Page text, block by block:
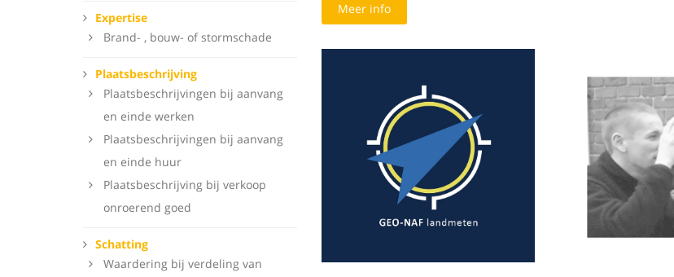
Expertise
Brand- , bouw- of stormschade
Plaatsbeschrijving
Plaatsbeschrijvingen bij aanvang
en einde werken
Plaatsbeschrijvingen bij aanvang
en einde huur
Plaatsbeschrijving bij verkoop
onroerend goed
Schatting
Waardering bij verdeling van
Meer info